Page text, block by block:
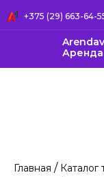
+375 (29) 663-64-
Главная / Каталог